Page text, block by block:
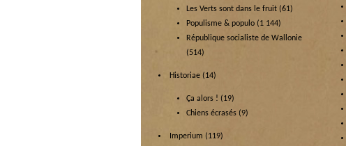
Les Verts sont dans le fruit (61)
Populisme & populo (1 144)
République socialiste de Wallonie
(514)
Historiae (14)
Ça alors ! (19)
Chiens écrasés (9)
Imperium (119)